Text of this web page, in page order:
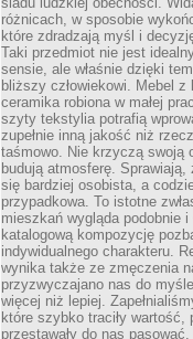
różnicach, w sposobie
które zdradzają myśl i
Taki przedmiot nie jest
sensie, ale właśnie dzięki
bliższy człowiekowi. Mebel z
ceramika robiona w małej
szyty tekstylia potrafią
zupełnie inną jakość niż
taśmowo. Nie krzyczą swoją
budują atmosferę.
się bardziej osobista, a
przypadkowa. To istotne
mieszkań wygląda podobnie i
katalogową kompozycję
indywidualnego charakteru.
wynika także ze zmęczenia
przyzwyczajano nas do
więcej niż lepiej.
które szybko traciły wartość,
przestawały do nas